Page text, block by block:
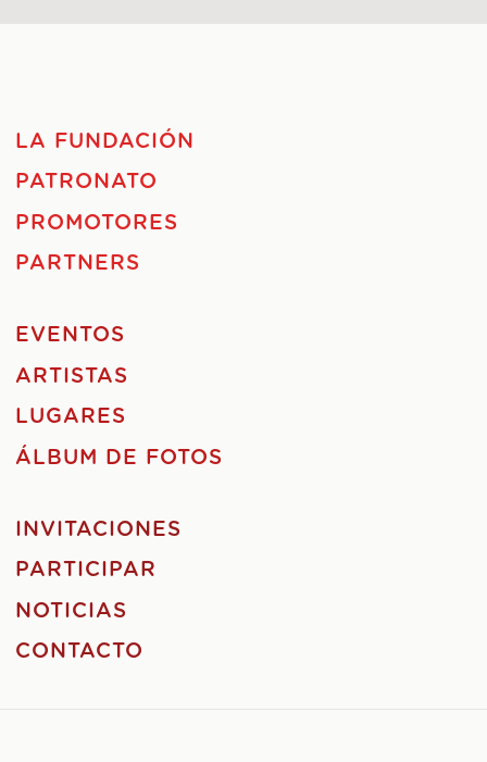
LA FUNDACIÓN
PATRONATO
PROMOTORES
PARTNERS
EVENTOS
ARTISTAS
LUGARES
ÁLBUM DE FOTOS
INVITACIONES
PARTICIPAR
NOTICIAS
CONTACTO